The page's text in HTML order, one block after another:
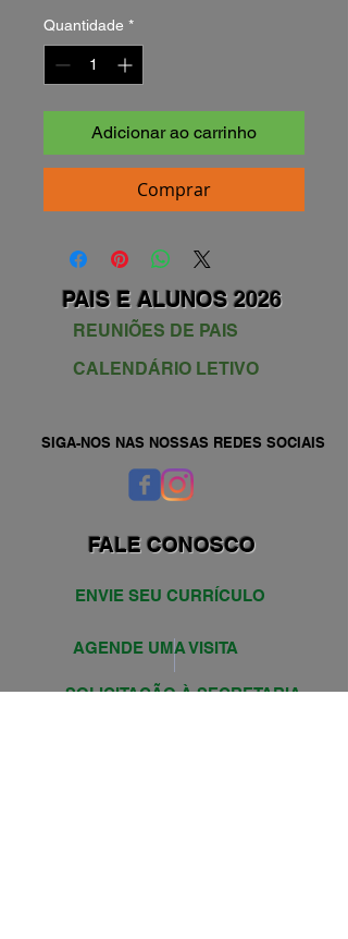
Quantidade *
Adicionar ao carrinho
Comprar
PAIS E ALUNOS 2026
REUNIÕES DE PAIS
CALENDÁRIO LETIVO
SIGA-NOS NAS NOSSAS REDES SOCIAIS
FALE CONOSCO
ENVIE SEU CURRÍCULO
SOLICITAÇÃO À SECRETARIA
AGENDE UMA VISITA